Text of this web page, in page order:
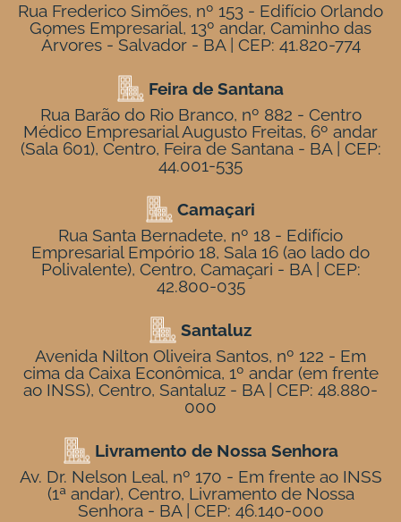
Rua Frederico Simões, nº 153 - Edifício Orlando
Gomes Empresarial, 13º andar, Caminho das
Árvores - Salvador - BA | CEP: 41.820-774
Feira de Santana
Rua Barão do Rio Branco, nº 882 - Centro
Médico Empresarial Augusto Freitas, 6º andar
(Sala 601), Centro, Feira de Santana - BA | CEP:
44.001-535
Camaçari
Rua Santa Bernadete, nº 18 - Edifício
Empresarial Empório 18, Sala 16 (ao lado do
Polivalente), Centro, Camaçari - BA | CEP:
42.800-035
Santaluz
Avenida Nilton Oliveira Santos, nº 122 - Em
cima da Caixa Econômica, 1º andar (em frente
ao INSS), Centro, Santaluz - BA | CEP: 48.880-
000
Livramento de Nossa Senhora
Av. Dr. Nelson Leal, nº 170 - Em frente ao INSS
(1ª andar), Centro, Livramento de Nossa
Senhora - BA | CEP: 46.140-000